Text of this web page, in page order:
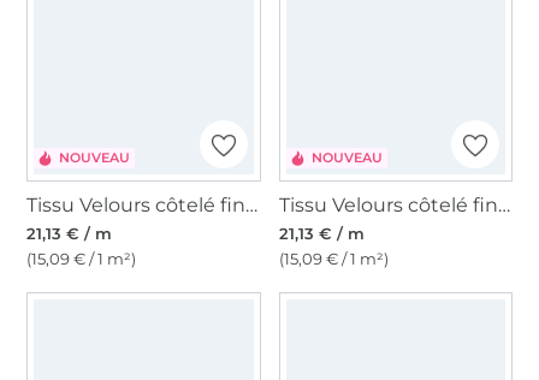
NOUVEAU
Tissu Velours côtelé fin Enjoy mosaic bloom, marron foncé
21,13 € / m
(15,09 € / 1 m²)
NOUVEAU
Tissu Velours côtelé fin Enjoy autumn vibes, marron foncé
21,13 € / m
(15,09 € / 1 m²)